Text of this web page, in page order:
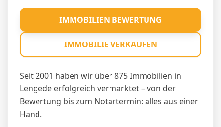
Seit 2001 haben wir über 875 Immobilien in
Lengede erfolgreich vermarktet – von der
Bewertung bis zum Notartermin: alles aus einer
Hand.
IMMOBILIEN BEWERTUNG
IMMOBILIE VERKAUFEN